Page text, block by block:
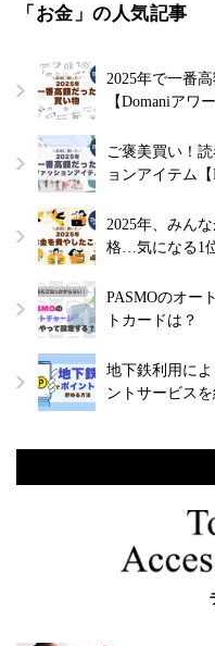
「お金」の人気記事
2025年で一番
【Domaniアワー
ご褒美買い！
ョンアイテム
2025年、みん
格…気になる1
PASMOのオー
トカードは？
地下鉄利用に
ントサービス